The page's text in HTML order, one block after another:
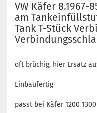
VW Käfer 8.1967-
am
Tank T-Stück
oft brüchig, hier Ersatz
Einbaufertig
passt bei Käfer 1200